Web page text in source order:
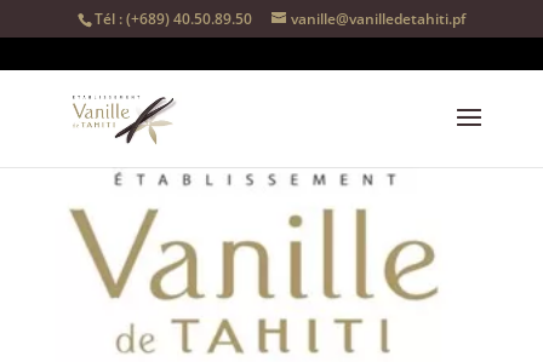
Tél : (+689) 40.50.89.50 vanille@vanilledetahiti.pf